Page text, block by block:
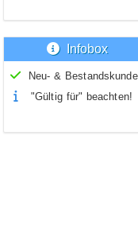
Infobox
Neu- &
"Gültig für" beachten!